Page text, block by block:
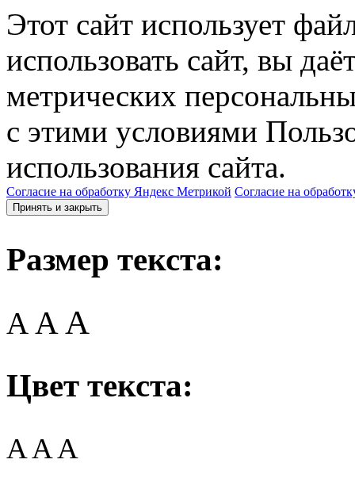
Этот сайт использует
использовать сайт, вы
метрических
с этими условиями
использования сайта.
Согласие на обработку Яндекс Метрикой Согласие на
Принять и закрыть
Размер текста:
A AA
Цвет текста:
AAA